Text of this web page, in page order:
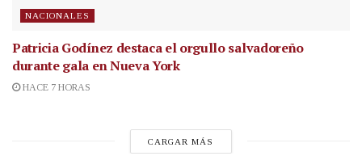
NACIONALES
Patricia Godínez destaca el orgullo salvadoreño
durante gala en Nueva York
HACE 7 HORAS
CARGAR MÁS